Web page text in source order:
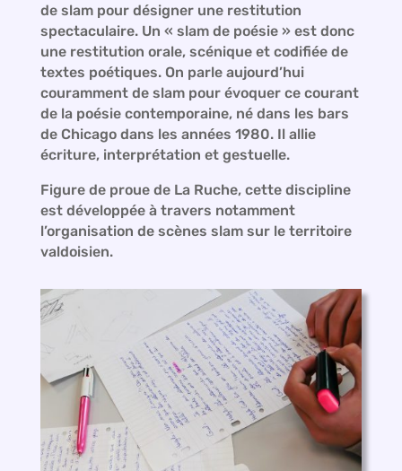
de slam pour désigner une restitution
spectaculaire. Un « slam de poésie » est donc
une restitution orale, scénique et codifiée de
textes poétiques. On parle aujourd’hui
couramment de slam pour évoquer ce courant
de la poésie contemporaine, né dans les bars
de Chicago dans les années 1980. Il allie
écriture, interprétation et gestuelle.
Figure de proue de La Ruche, cette discipline
est développée à travers notamment
l’organisation de scènes slam sur le territoire
valdoisien.